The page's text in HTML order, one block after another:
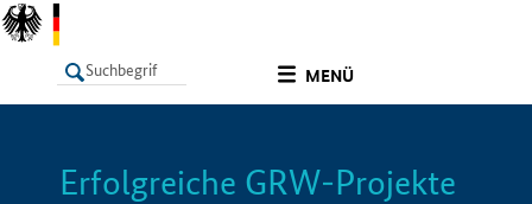
MENÜ
LISTE Info
Erfolgreiche GRW-Projekte